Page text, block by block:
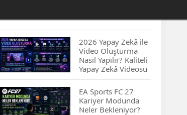
2026 Yapay Zekâ ile
Video Oluşturma
Nasıl Yapılır? Kaliteli
Yapay Zekâ Videosu
Hazırlamanın
İpuçları...
EA Sports FC 27
Kariyer Modunda
Neler Bekleniyor?